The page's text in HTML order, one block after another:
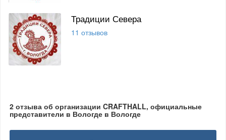
Традиции Севера
11 отзывов
2 отзыва об организации CRAFTHALL, официальные
представители в Вологде в Вологде